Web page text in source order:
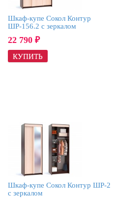
Шкаф-купе Сокол Контур
ШР-156.2 с зеркалом
22 790 ₽
Шкаф-купе Сокол Контур ШР-2
с зеркалом